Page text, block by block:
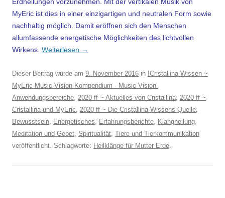
MyEric ist dies in einer einzigartigen und neutralen Form sowie
nachhaltig möglich. Damit eröffnen sich den Menschen
allumfassende energetische Möglichkeiten des lichtvollen
Wirkens. Weiterlesen →
Dieser Beitrag wurde am 9. November 2016 in !Cristallina-Wissen ~
MyEric-Music-Vision-Kompendium - Music-Vision-
Anwendungsbereiche, 2020 ff ~ Aktuelles von Cristallina, 2020 ff ~
Cristallina und MyEric, 2020 ff ~ Die Cristallina-Wissens-Quelle,
Bewusstsein, Energetisches, Erfahrungsberichte, Klangheilung,
Meditation und Gebet, Spiritualität, Tiere und Tierkommunikation
veröffentlicht. Schlagworte: Heilklänge für Mutter Erde.